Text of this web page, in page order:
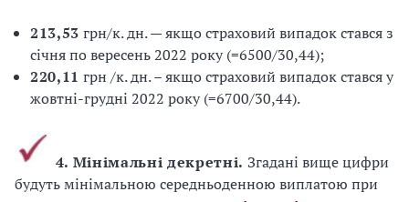
213,53 грн/к. дн. — якщо страховий випадок стався з
січня по вересень 2022 року (=6500/30,44);
220,11 грн /к. дн. – якщо страховий випадок стався у
жовтні-грудні 2022 року (=6700/30,44).
4. Мінімальні декретні. Згадані вище цифри
будуть мінімальною середньоденною виплатою при